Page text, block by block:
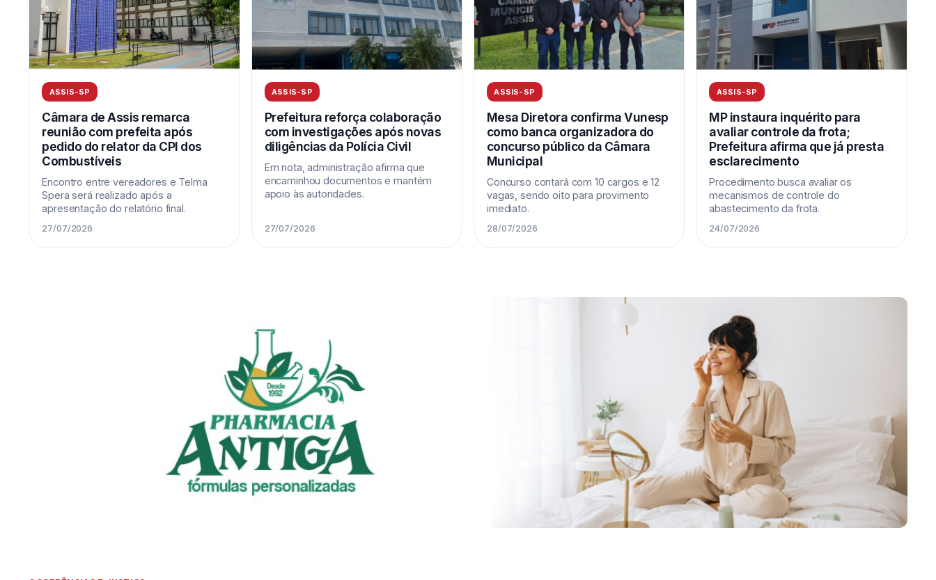
ASSIS-SP
Câmara de Assis remarca
reunião com prefeita após
pedido do relator da CPI dos
Combustíveis
Encontro entre vereadores e Telma
Spera será realizado após a
apresentação do relatório final.
27/07/2026
ASSIS-SP
Prefeitura reforça colaboração
com investigações após novas
diligências da Polícia Civil
Em nota, administração afirma que
encaminhou documentos e mantém
apoio às autoridades.
27/07/2026
ASSIS-SP
Mesa Diretora confirma Vunesp
como banca organizadora do
concurso público da Câmara
Municipal
Concurso contará com 10 cargos e 12
vagas, sendo oito para provimento
imediato.
28/07/2026
ASSIS-SP
MP instaura inquérito para
avaliar controle da frota;
Prefeitura afirma que já presta
esclarecimento
Procedimento busca avaliar os
mecanismos de controle do
abastecimento da frota.
24/07/2026